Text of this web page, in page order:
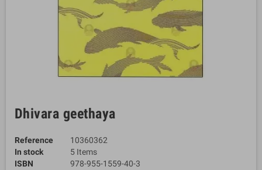
Dhivara geethaya
Reference
10360362
In stock
5 Items
ISBN
978-955-1559-40-3